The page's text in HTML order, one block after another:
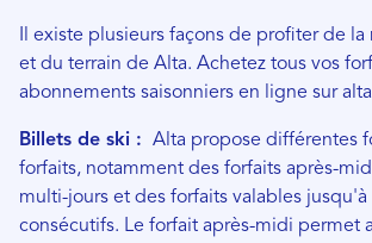
Il existe plusieurs façons de profiter de
et du terrain de Alta. Achetez tous vos
abonnements saisonniers en ligne sur
Billets de ski :
Alta propose différentes
forfaits, notamment des forfaits après-
multi-jours et des forfaits valables jusqu'à
consécutifs. Le forfait après-midi permet